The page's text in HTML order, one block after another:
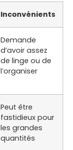
Inconvénients
Demande
d’avoir assez
de linge ou de
l’organiser
Peut être
fastidieux pour
les grandes
quantités